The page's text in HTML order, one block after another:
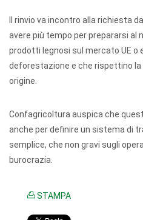
Il rinvio va incontro alla richiesta
avere più tempo per prepararsi al
prodotti legnosi sul mercato UE o
deforestazione e che rispettino la
origine.
Confagricoltura auspica che
anche per definire un sistema di
semplice, che non gravi sugli
burocrazia.
STAMPA